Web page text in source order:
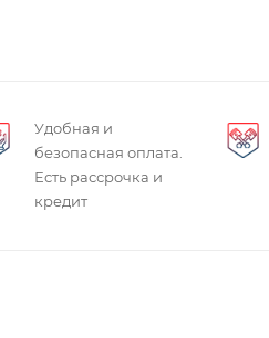
Удобная и
безопасная оплата.
Есть рассрочка и
кредит